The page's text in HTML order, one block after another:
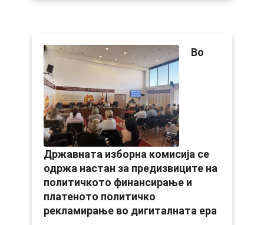
Во
Државната изборна комисија се
одржа настан за предизвиците на
политичкото финансирање и
платеното политичко
рекламирање во дигиталната ера